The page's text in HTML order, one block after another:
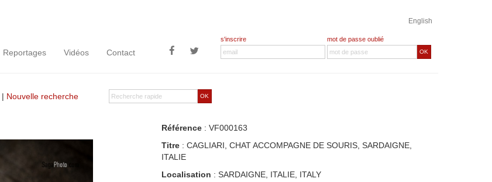
English
Reportages Vidéos Contact
s'inscrire mot de passe oublié
OK
OK
| Nouvelle recherche
Référence: VF000163
Titre: CAGLIARI, CHAT ACCOMPAGNE DE SOURIS, SARDAIGNE,
ITALIE
Localisation : SARDAIGNE, ITALIE, ITALY